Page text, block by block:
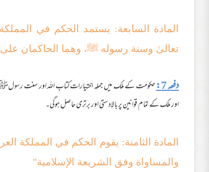
المادة السابعة: یستمد الحکم في
تعالیٰ وسنة رسوله ﷺ، وھما الحاکمان علی
دفعہ 7:
حکومت کے ملک میں جملہ اختیارات کتاب اللہ اور سنت
اور ملک کے تمام قوانین پر بالادستی اور برتری حاصل ہوگی۔
المادة الثامنة: یقوم الحکم في المملکة
والمساواة وفق الشریعة الإسلامیة"